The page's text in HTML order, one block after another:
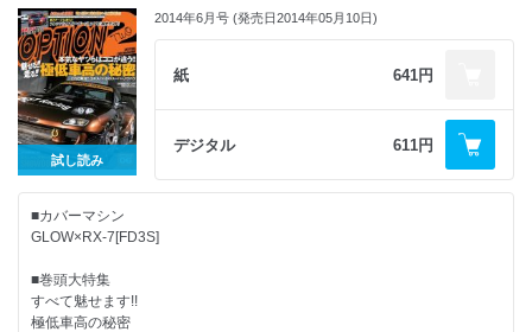
~GARAGE D-LIKE JZA80~
~CAR KOUBOU JZX100~
~Garage VANNA JZX110W~
~HI-TEQ PERFORMANCE BNR32~
~KAZAMA AUTO SERVICE JZX100~
ほか盛りだくさん!!
Power Check Meeting 2014
スピンアウト倶楽部
編集者候補大募集
オプション2定期購読＆バックナンバー
NewParts GALLERY 2014
NEWS＆INFO
モニター報告
PRO SHOPガイド
Tuning Car World SHOWDOWN 2014
モニター募集
OPT2 PRESENT CORNER 2014
試し読み
2014年6月号 (発売日2014年05月10日)
紙 641円
デジタル 611円
■カバーマシン
GLOW×RX-7[FD3S]
■巻頭大特集
すべて魅せます!!
極低車高の秘密